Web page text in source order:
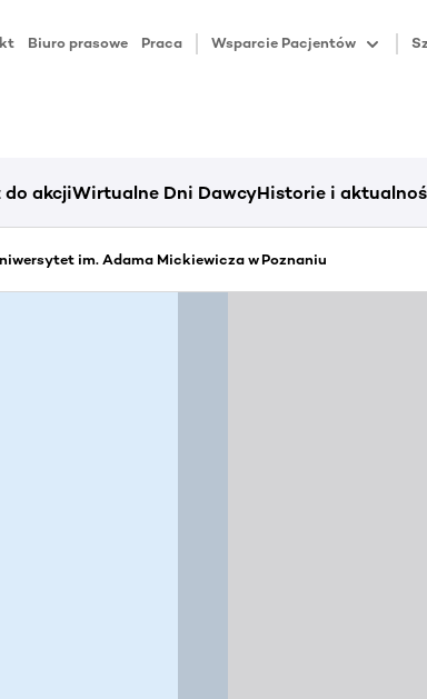
Biuro prasowe Praca Wsparcie Pacjentów
do akcjiWirtualne Dni DawcyHistorie i
im. Adama Mickiewicza w Poznaniu